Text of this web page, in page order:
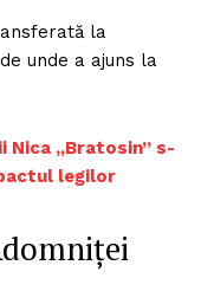
la
unde a ajuns la
„Bratosin” s-
legilor